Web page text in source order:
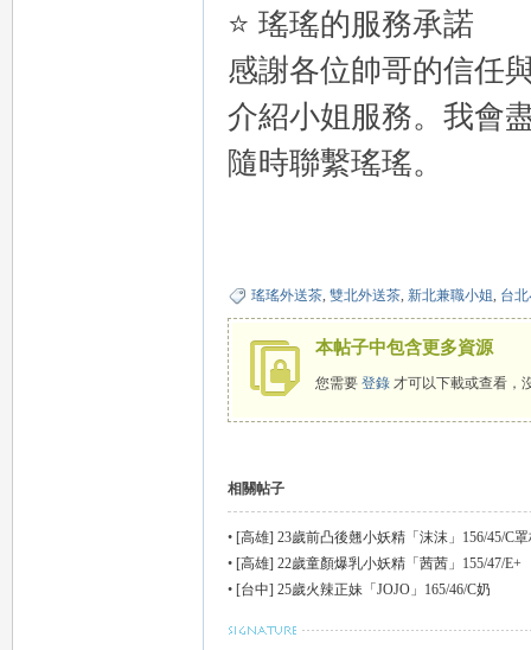
⭐ 瑤瑤的服務承諾
感謝各位帥哥的信任
介紹小姐服務。我會
隨時聯繫瑤瑤。
瑤瑤外送茶, 雙北外送茶, 新北兼職小姐, 台
本帖子中包含更多資源
您需要 登錄 才可以下載或查看，
相關帖子
• [高雄] 23歲前凸後翹小妖精「沫沫」156/45/C
• [高雄] 22歲童顏爆乳小妖精「茜茜」155/47/E+
• [台中] 25歲火辣正妹「JOJO」165/46/C奶